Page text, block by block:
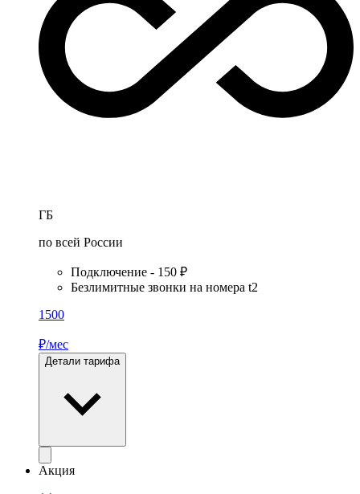
ГБ
по всей России
Подключение - 150 ₽
Безлимитные звонки на номера t2
1500
₽/мес
Детали тарифа
Акция